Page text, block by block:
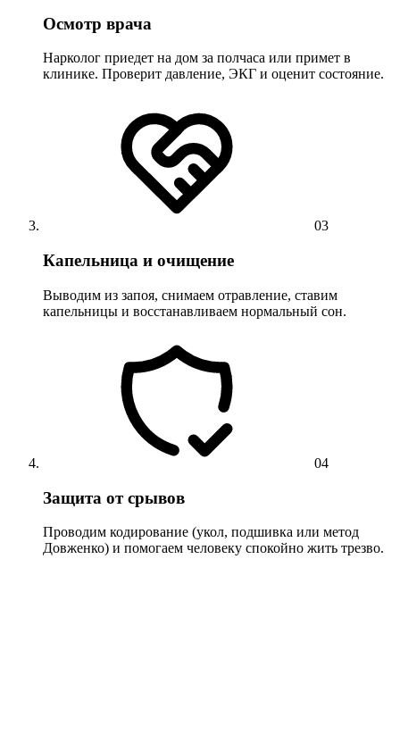
Осмотр врача
Нарколог приедет на дом за полчаса или примет в
клинике. Проверит давление, ЭКГ и оценит состояние.
03
Капельница и очищение
Выводим из запоя, снимаем отравление, ставим
капельницы и восстанавливаем нормальный сон.
04
Защита от срывов
Проводим кодирование (укол, подшивка или метод
Довженко) и помогаем человеку спокойно жить трезво.